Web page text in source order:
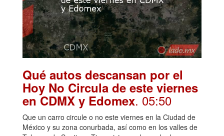
Qué autos descansan por el
Hoy No Circula de este viernes
en CDMX y Edomex. 05:50
Que un carro circule o no este viernes en la Ciudad de
México y su zona conurbada, así como en los valles de